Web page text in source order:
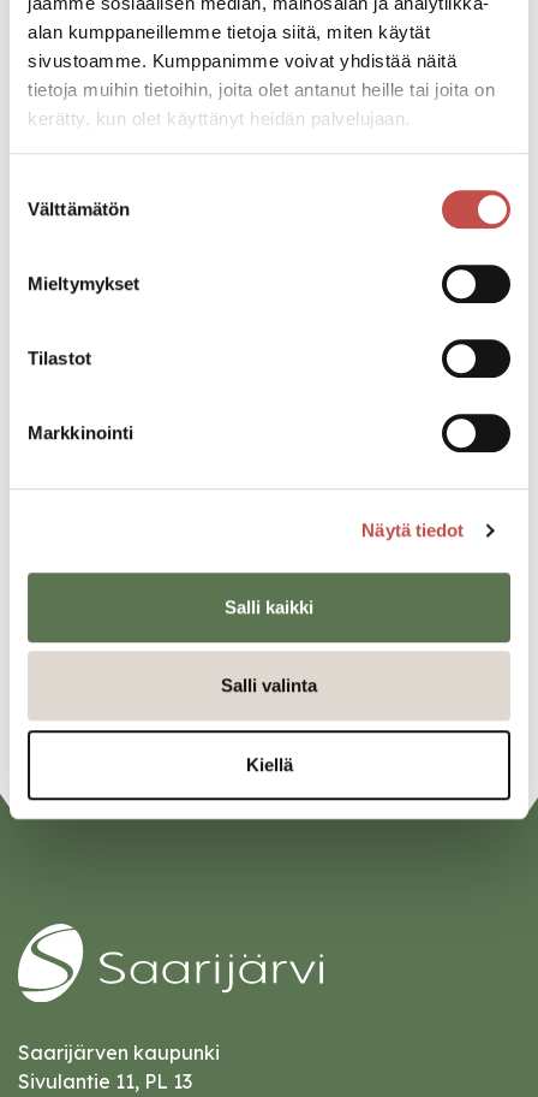
alan kumppaneillemme tietoja siitä, miten käytät
sivustoamme. Kumppanimme voivat yhdistää näitä
tietoja muihin tietoihin, joita olet antanut heille tai joita on
kerätty, kun olet käyttänyt heidän palvelujaan.
valinta
Välttämätön
Mieltymykset
Tilastot
Markkinointi
Näytä tiedot
Salli kaikki
Salli valinta
Kiellä
Tapahtumapaikka
Sivulantie 11
Ti 31.10.2023 klo 19.00
Ma 06.11.2023 klo 19.00
Jaa tapahtuma:
Saarijärven kaupunki
Sivulantie 11, PL 13